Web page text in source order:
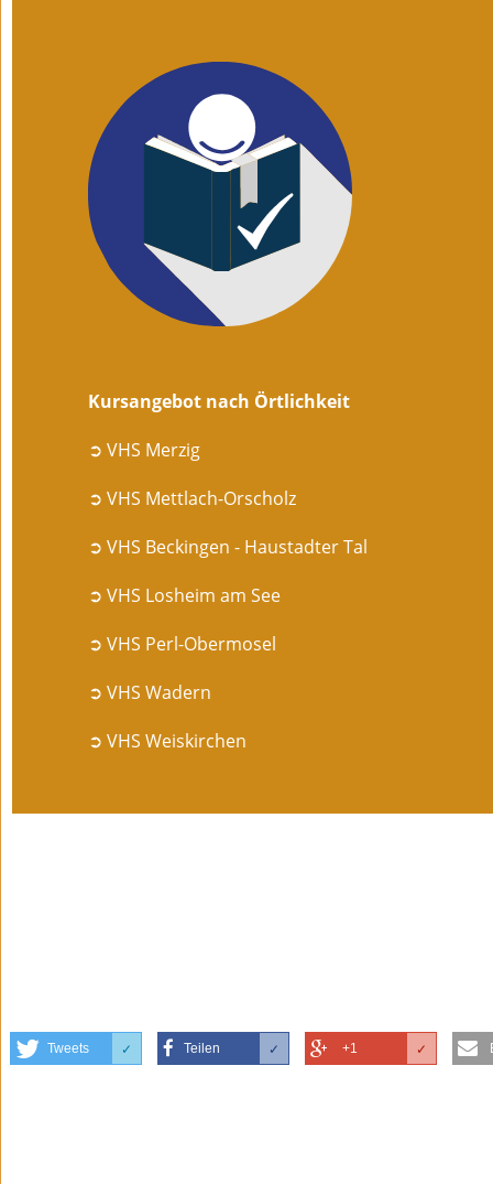
Kursangebot nach Örtlichkeit
➲ VHS Merzig
➲ VHS Mettlach-Orscholz
➲ VHS Beckingen - Haustadter Tal
➲ VHS Losheim am See
➲ VHS Perl-Obermosel
➲ VHS Wadern
➲ VHS Weiskirchen
Tweets ✓ Teilen ✓ +1 ✓